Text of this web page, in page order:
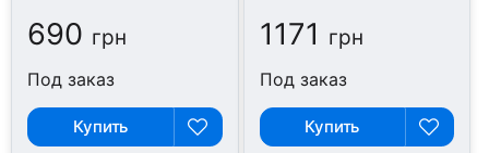
690 грн
Под заказ
Купить
1171 грн
Под заказ
Купить